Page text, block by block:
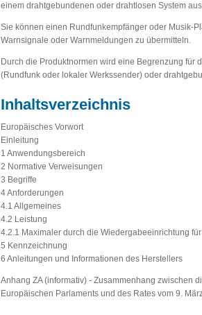
einem drahtgebundenen oder drahtlosen System
Sie können einen Rundfunkempfänger oder Musik-
Warnsignale oder Warnmeldungen zu übermitteln.
Durch die Produktnormen wird eine Begrenzung für
(Rundfunk oder lokaler Werkssender) oder
Inhaltsverzeichnis
Europäisches Vorwort
Einleitung
1 Anwendungsbereich
2 Normative Verweisungen
3 Begriffe
4 Anforderungen
4.1 Allgemeines
4.2 Leistung
4.2.1 Maximaler durch die Wiedergabeeinrichtung
5 Kennzeichnung
6 Anleitungen und Informationen des Herstellers
Anhang ZA (informativ) - Zusammenhang zwischen
Europäischen Parlaments und des Rates vom 9.